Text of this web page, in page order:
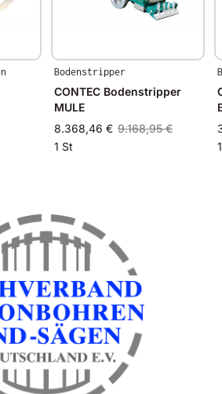
Bodenstripper
CONTEC Bodenstripper
MULE
8.368,46 € 9.168,95 €
1 St